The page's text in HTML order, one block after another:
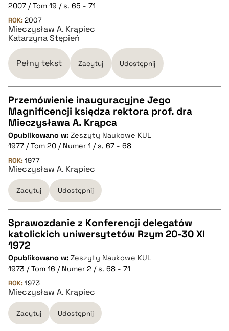
pobierz cytat
BIBTEX
pobierz cytat
2007 / Tom 19 / s. 65 - 71
ROK: 2007
Mieczysław A. Krąpiec
Katarzyna Stępień
Pełny tekst Zacytuj Udostępnij
CZYSTY TEKST
pobierz cytat
BIBTEX
pobierz cytat
Przemówienie inauguracyjne Jego
Magnificencji księdza rektora prof. dra
Mieczysława A. Krąpca
Opublikowano w: Zeszyty Naukowe KUL
1977 / Tom 20 / Numer 1 / s. 67 - 68
ROK: 1977
Mieczysław A. Krąpiec
Zacytuj Udostępnij
CZYSTY TEKST
pobierz cytat
BIBTEX
Sprawozdanie z Konferencji delegatów
katolickich uniwersytetów Rzym 20-30 XI
1972
Opublikowano w: Zeszyty Naukowe KUL
1973 / Tom 16 / Numer 2 / s. 68 - 71
ROK: 1973
Mieczysław A. Krąpiec
Zacytuj Udostępnij